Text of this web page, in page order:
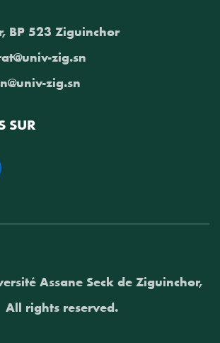
BP 523 Ziguinchor
zig.sn
zig.sn
SUR
Assane Seck de Ziguinchor,
All rights reserved.